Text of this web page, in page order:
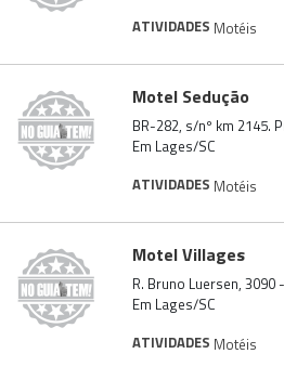
ATIVIDADES Motéis
Motel Sedução
BR-282, s/nº km 2145.
Em Lages/SC
ATIVIDADES Motéis
Motel Villages
R. Bruno Luersen,
Em Lages/SC
ATIVIDADES Motéis